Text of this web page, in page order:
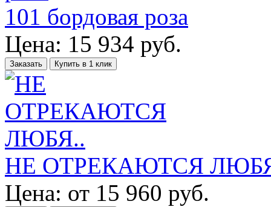
101 бордовая роза
Цена: 15 934 руб.
Заказать Купить в 1 клик
НЕ ОТРЕКАЮТСЯ
Цена: от 15 960 руб.